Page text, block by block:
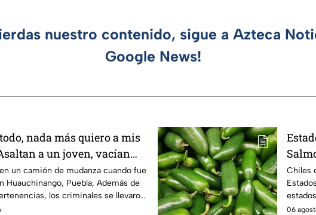
nuestro contenido, sigue a Azteca
Google News!
nada más quiero a mis
a un joven, vacían
y le roban a sus mascotas
Puebla
un camión de mudanza cuando fue
Huauchinango, Puebla, Además de
los criminales se llevaron
Chiles
06